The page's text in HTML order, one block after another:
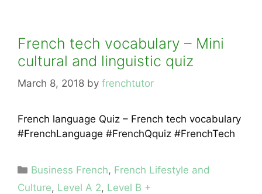
French tech vocabulary – Mini
cultural and linguistic quiz
March 8, 2018 by frenchtutor
French language Quiz – French tech vocabulary
#FrenchLanguage #FrenchQquiz #FrenchTech
Categories
Business French, French Lifestyle and
Culture, Level A 2, Level B +